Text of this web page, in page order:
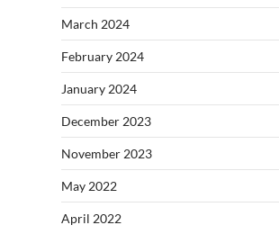
March 2024
February 2024
January 2024
December 2023
November 2023
May 2022
April 2022